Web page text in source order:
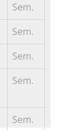
Sem.
Sem.
Sem.
Sem.
Sem.